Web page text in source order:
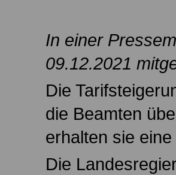
In einer
09.12.2021
Die
die Beamten
erhalten sie
Die